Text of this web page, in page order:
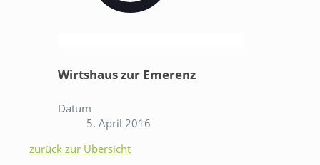
Wirtshaus zur Emerenz
Datum
5. April 2016
zurück zur Übersicht